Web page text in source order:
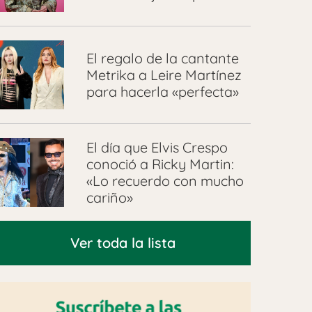
El regalo de la cantante
Metrika a Leire Martínez
para hacerla «perfecta»
El día que Elvis Crespo
conoció a Ricky Martin:
«Lo recuerdo con mucho
cariño»
Ver toda la lista